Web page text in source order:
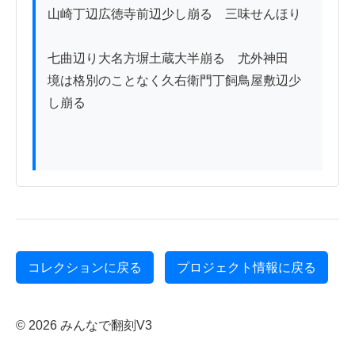
山崎丁辺広徳寺前辺少し崩るゝ三味せんほり
七曲辺り大名方塀土蔵大半崩るゝ尤外神田
境は格別のことなく久右衛門丁飼鳥屋敷辺少
し崩る
コレクションに戻る プロジェクト情報に戻る
© 2026 みんなで翻刻V3